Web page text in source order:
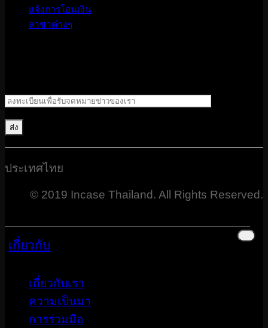
แจ้งการโอนเงิน
สาขาต่างๆ
ประเทศไทย
© 2019 Incase Thailand. All Rights Reserved.
เกี่ยวกับ
เกี่ยวกับเรา
ความเป็นมา
การร่วมมือ